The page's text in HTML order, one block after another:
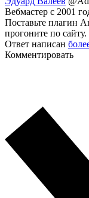
Вебмастер с 2001
Поставьте плагин
прогоните по сайту.
Ответ написан
Комментировать